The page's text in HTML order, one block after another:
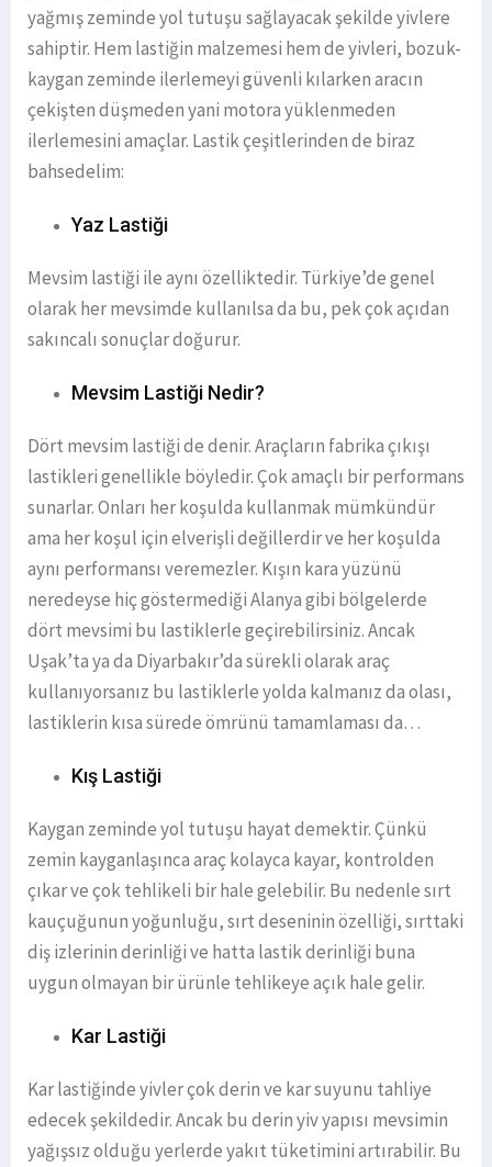
yağmış zeminde yol tutuşu sağlayacak şekilde yivlere
sahiptir. Hem lastiğin malzemesi hem de yivleri, bozuk-
kaygan zeminde ilerlemeyi güvenli kılarken aracın
çekişten düşmeden yani motora yüklenmeden
ilerlemesini amaçlar. Lastik çeşitlerinden de biraz
bahsedelim:
Yaz Lastiği
Mevsim lastiği ile aynı özelliktedir. Türkiye’de genel
olarak her mevsimde kullanılsa da bu, pek çok açıdan
sakıncalı sonuçlar doğurur.
Mevsim Lastiği Nedir?
Dört mevsim lastiği de denir. Araçların fabrika çıkışı
lastikleri genellikle böyledir. Çok amaçlı bir performans
sunarlar. Onları her koşulda kullanmak mümkündür
ama her koşul için elverişli değillerdir ve her koşulda
aynı performansı veremezler. Kışın kara yüzünü
neredeyse hiç göstermediği Alanya gibi bölgelerde
dört mevsimi bu lastiklerle geçirebilirsiniz. Ancak
Uşak’ta ya da Diyarbakır’da sürekli olarak araç
kullanıyorsanız bu lastiklerle yolda kalmanız da olası,
lastiklerin kısa sürede ömrünü tamamlaması da…
Kış Lastiği
Kaygan zeminde yol tutuşu hayat demektir. Çünkü
zemin kayganlaşınca araç kolayca kayar, kontrolden
çıkar ve çok tehlikeli bir hale gelebilir. Bu nedenle sırt
kauçuğunun yoğunluğu, sırt deseninin özelliği, sırttaki
diş izlerinin derinliği ve hatta lastik derinliği buna
uygun olmayan bir ürünle tehlikeye açık hale gelir.
Kar Lastiği
Kar lastiğinde yivler çok derin ve kar suyunu tahliye
edecek şekildedir. Ancak bu derin yiv yapısı mevsimin
yağışsız olduğu yerlerde yakıt tüketimini artırabilir. Bu